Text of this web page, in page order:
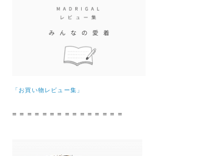
「お買い物レビュー集」
= = = = = = = = = = = = = = =